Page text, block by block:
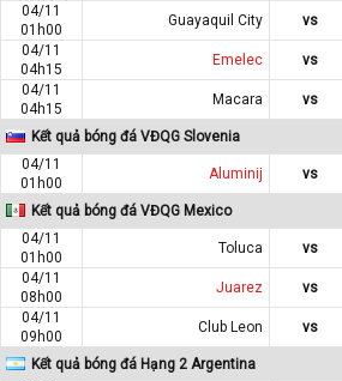
04/11
01h00
Guayaquil City vs
04/11
04h15
Emelec vs
04/11
04h15
Macara vs
Kết quả bóng đá VĐQG Slovenia
04/11
01h00
Aluminij vs
Kết quả bóng đá VĐQG Mexico
04/11
01h00
Toluca vs
04/11
08h00
Juarez vs
04/11
09h00
Club Leon vs
Kết quả bóng đá Hạng 2 Argentina